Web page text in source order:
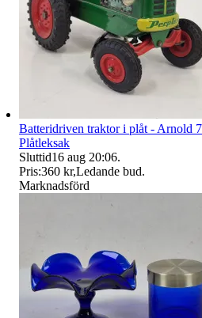
Batteridriven traktor i plåt - Arnold
Plåtleksak
Sluttid16 aug 20:06.
Pris:360 kr,Ledande bud.
Marknadsförd